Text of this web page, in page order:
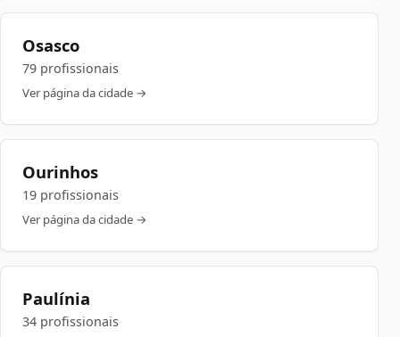
Osasco
79 profissionais
Ver página da cidade →
Ourinhos
19 profissionais
Ver página da cidade →
Paulínia
34 profissionais